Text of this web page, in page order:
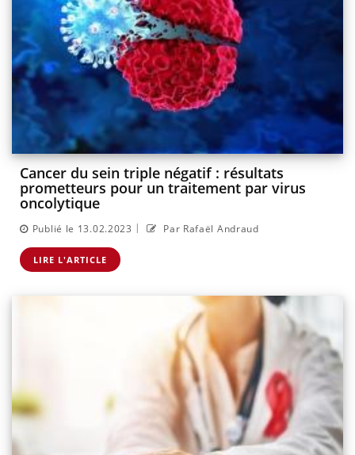
Cancer du sein triple négatif : résultats
prometteurs pour un traitement par virus
oncolytique
Publié le 13.02.2023 | Par Rafaël Andraud
LIRE L'ARTICLE